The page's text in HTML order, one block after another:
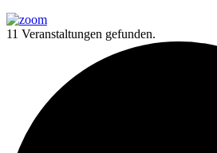
11 Veranstaltungen gefunden.